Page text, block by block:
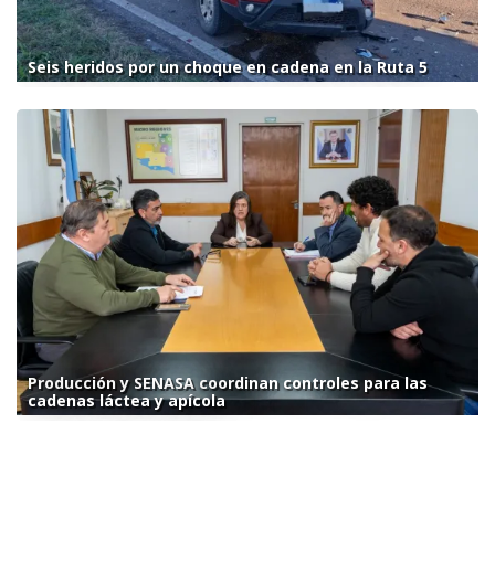
Seis heridos por un choque en cadena en la Ruta 5
Producción y SENASA coordinan controles para las
cadenas láctea y apícola